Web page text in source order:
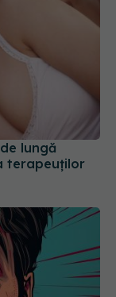
lungă
terapeuților